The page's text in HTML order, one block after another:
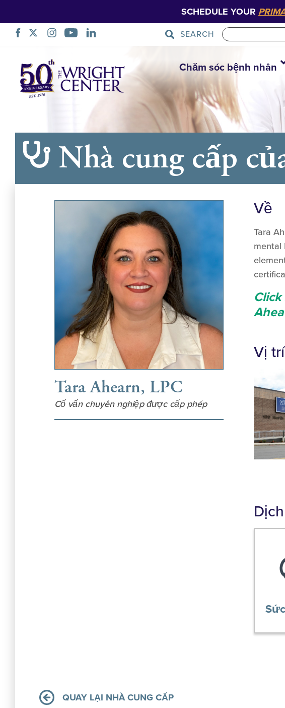
SCHEDULE YOUR
SEARCH
qua
điều
hướng
Chăm sóc bệnh nhân
Nhà cung cấp
Tara Ahearn, LPC
Cố vấn chuyên nghiệp được cấp phép
Về
Tara
mental
Vị trí
QUAY LẠI NHÀ CUNG CẤP